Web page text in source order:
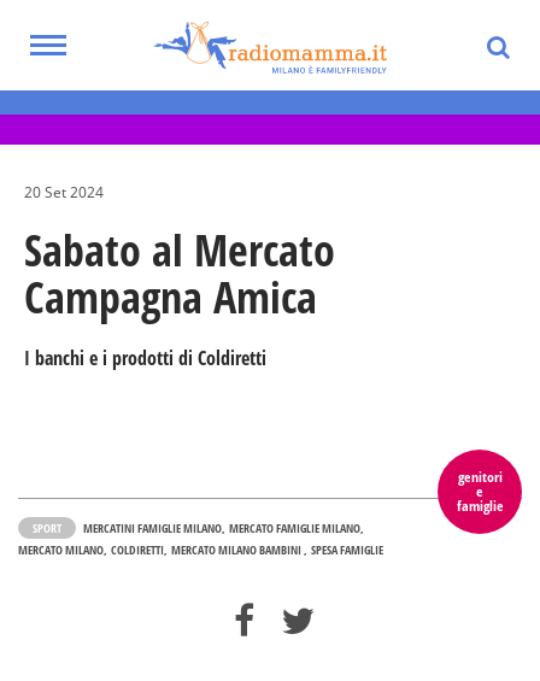
main
Toggle
Eventi per bambini, ragazzi e adolescenti
nella Città Metropolitana di Milano
20 Set 2024
Sabato al Mercato
Campagna Amica
I banchi e i prodotti di Coldiretti
genitori
e
famiglie
SPORT MERCATINI FAMIGLIE MILANO MERCATO FAMIGLIE MILANO
MERCATO MILANO COLDIRETTI MERCATO MILANO BAMBINI SPESA FAMIGLIE